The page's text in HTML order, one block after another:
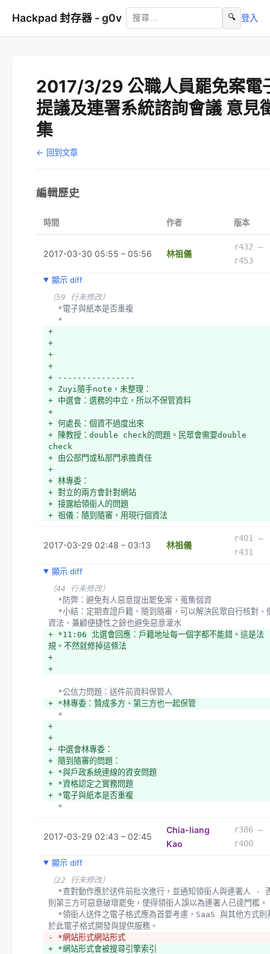
Hackpad 封存器 - g0v 🔍 登入
2017/3/29 公職人員罷免案電
提議及連署系統諮詢會議 意見
集
← 回到文章
編輯歷史
時間 作者 版本
2017-03-30 05:55 – 05:56 林祖儀
r432 –
r453
顯示 diff
（59 行未修改）
  *電子與紙本是否重複
  *
+
+
+
+
+ ----------------
+ Zuyi隨手note，未整理：
+ 中選會：選務的中立，所以不保管資料
+
+ 何處長：個資不過度出來
+ 陳教授：double check的問題。民眾會需要double
check
+ 由公部門或私部門承擔責任
+
+ 林專委：
+ 對立的兩方會針對網站
+ 接露給領銜人的問題
+ 祖儀：隨到隨審，用現行個資法
2017-03-29 02:48 – 03:13 林祖儀
r401 –
r431
顯示 diff
（44 行未修改）
  *防弊：避免有人惡意提出罷免案，蒐集個資
資法、兼顧便捷性之餘也避免惡意灌水
+ *11:06 北選會回應：戶籍地址每一個字都不能錯。這是法
規。不然就修掉這條法
+
+
  *公信力問題：送件前資料保管人
+ *林專委：贊成多方、第三方也一起保管
  *
+
+
+ 中選會林專委：
+ 隨到隨審的問題：
+ *與戶政系統連線的資安問題
+ *資格認定之實務問題
+ *電子與紙本是否重複
  *
2017-03-29 02:43 – 02:45
Chia-liang
Kao
r386 –
r400
顯示 diff
（22 行未修改）
則第三方可惡意破壞罷免，使得領銜人誤以為連署人已達門檻。
於此電子格式開發與提供服務。
- *網站形式網站形式
+ *網站形式會被搜尋引擎索引